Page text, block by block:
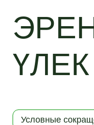
ҮЛЕК
Условные